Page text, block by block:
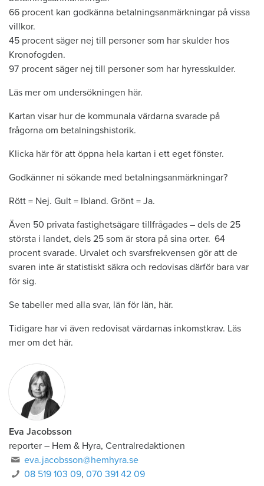
66 procent kan godkänna betalningsanmärkningar på vissa
villkor.
45 procent säger nej till personer som har skulder hos
Kronofogden.
97 procent säger nej till personer som har hyresskulder.
Läs mer om undersökningen här.
Kartan visar hur de kommunala värdarna svarade på
frågorna om betalningshistorik.
Klicka här för att öppna hela kartan i ett eget fönster.
Godkänner ni sökande med betalningsanmärkningar?
Rött = Nej. Gult = Ibland. Grönt = Ja.
Även 50 privata fastighetsägare tillfrågades – dels de 25
största i landet, dels 25 som är stora på sina orter. 64
procent svarade. Urvalet och svarsfrekvensen gör att de
svaren inte är statistiskt säkra och redovisas därför bara var
för sig.
Se tabeller med alla svar, län för län, här.
Tidigare har vi även redovisat värdarnas inkomstkrav. Läs
mer om det här.
Eva Jacobsson
reporter – Hem & Hyra, Centralredaktionen
eva.jacobsson@hemhyra.se
08 519 103 09,070 391 42 09